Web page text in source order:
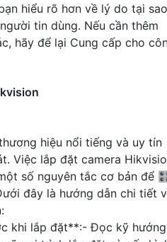
hiểu rõ hơn về lý do tại sao
tin dùng. Nếu cần thêm
hãy để lại Cung cấp cho
hiệu nổi tiếng và uy tín
Việc lắp đặt camera
số nguyên tắc cơ bản để
đây là hướng dẫn chi tiết
khi lắp đặt**:- Đọc kỹ hướng